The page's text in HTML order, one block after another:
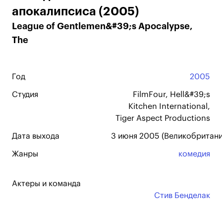
апокалипсиса (2005)
League of Gentlemen&#39;s Apocalypse,
The
Год 2005
Студия
FilmFour, Hell&#39;s
Kitchen International,
Tiger Aspect Productions
Дата выхода 3 июня 2005
Жанры комедия
Актеры и команда
Стив Бенделак